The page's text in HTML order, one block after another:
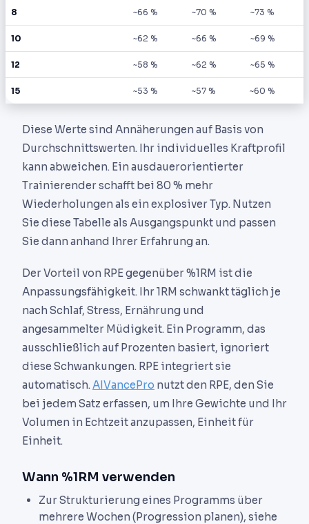
8 ~66 % ~70 % ~73 %
10 ~62 % ~66 % ~69 %
12 ~58 % ~62 % ~65 %
15 ~53 % ~57 % ~60 %
Diese Werte sind Annäherungen auf Basis von
Durchschnittswerten. Ihr individuelles Kraftprofil
kann abweichen. Ein ausdauerorientierter
Trainierender schafft bei 80 % mehr
Wiederholungen als ein explosiver Typ. Nutzen
Sie diese Tabelle als Ausgangspunkt und passen
Sie dann anhand Ihrer Erfahrung an.
Der Vorteil von RPE gegenüber %1RM ist die
Anpassungsfähigkeit. Ihr 1RM schwankt täglich je
nach Schlaf, Stress, Ernährung und
angesammelter Müdigkeit. Ein Programm, das
ausschließlich auf Prozenten basiert, ignoriert
diese Schwankungen. RPE integriert sie
automatisch.AIVancePro nutzt den RPE, den Sie
bei jedem Satz erfassen, um Ihre Gewichte und Ihr
Volumen in Echtzeit anzupassen, Einheit für
Einheit.
Wann %1RM verwenden
Zur Strukturierung eines Programms über
mehrere Wochen (Progression planen), siehe